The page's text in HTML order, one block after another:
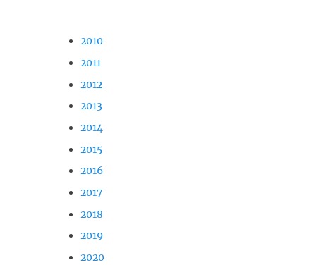
2010
2011
2012
2013
2014
2015
2016
2017
2018
2019
2020